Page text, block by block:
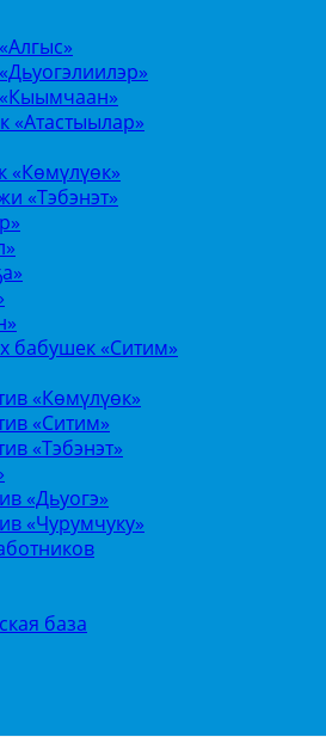
«Атастыылар»
«Тэбэнэт»
бабушек «Ситим»
«Көмүлүөк»
«Ситим»
«Тэбэнэт»
«Дьуогэ»
«Чурумчуку»
база